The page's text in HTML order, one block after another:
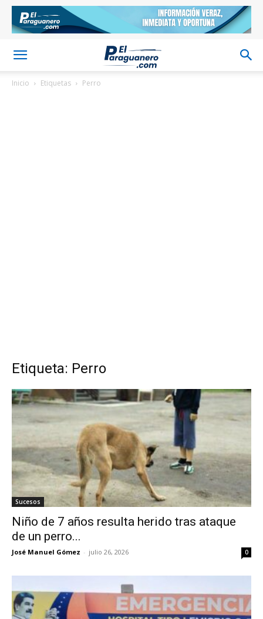
Inicio Etiquetas Perro
Etiqueta: Perro
Sucesos
Niño de 7 años resulta herido tras ataque
de un perro...
José Manuel Gómez - julio 26, 2026 0